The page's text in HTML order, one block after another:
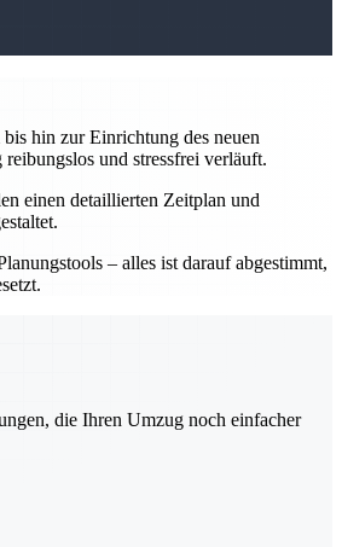
hin zur Einrichtung des neuen
und stressfrei verläuft.
einen detaillierten Zeitplan und
– alles ist darauf abgestimmt,
die Ihren Umzug noch einfacher